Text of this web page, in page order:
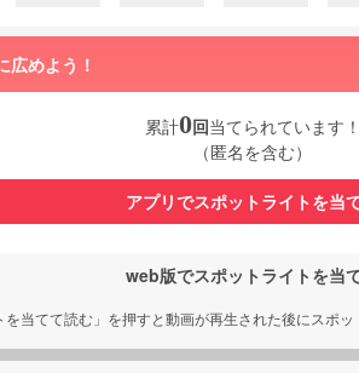
広めよう！
累計0回当てられています！
（匿名を含む）
アプリでスポットライトを当
web版でスポットライトを当
を当てて読む」を押すと動画が再生された後にスポ